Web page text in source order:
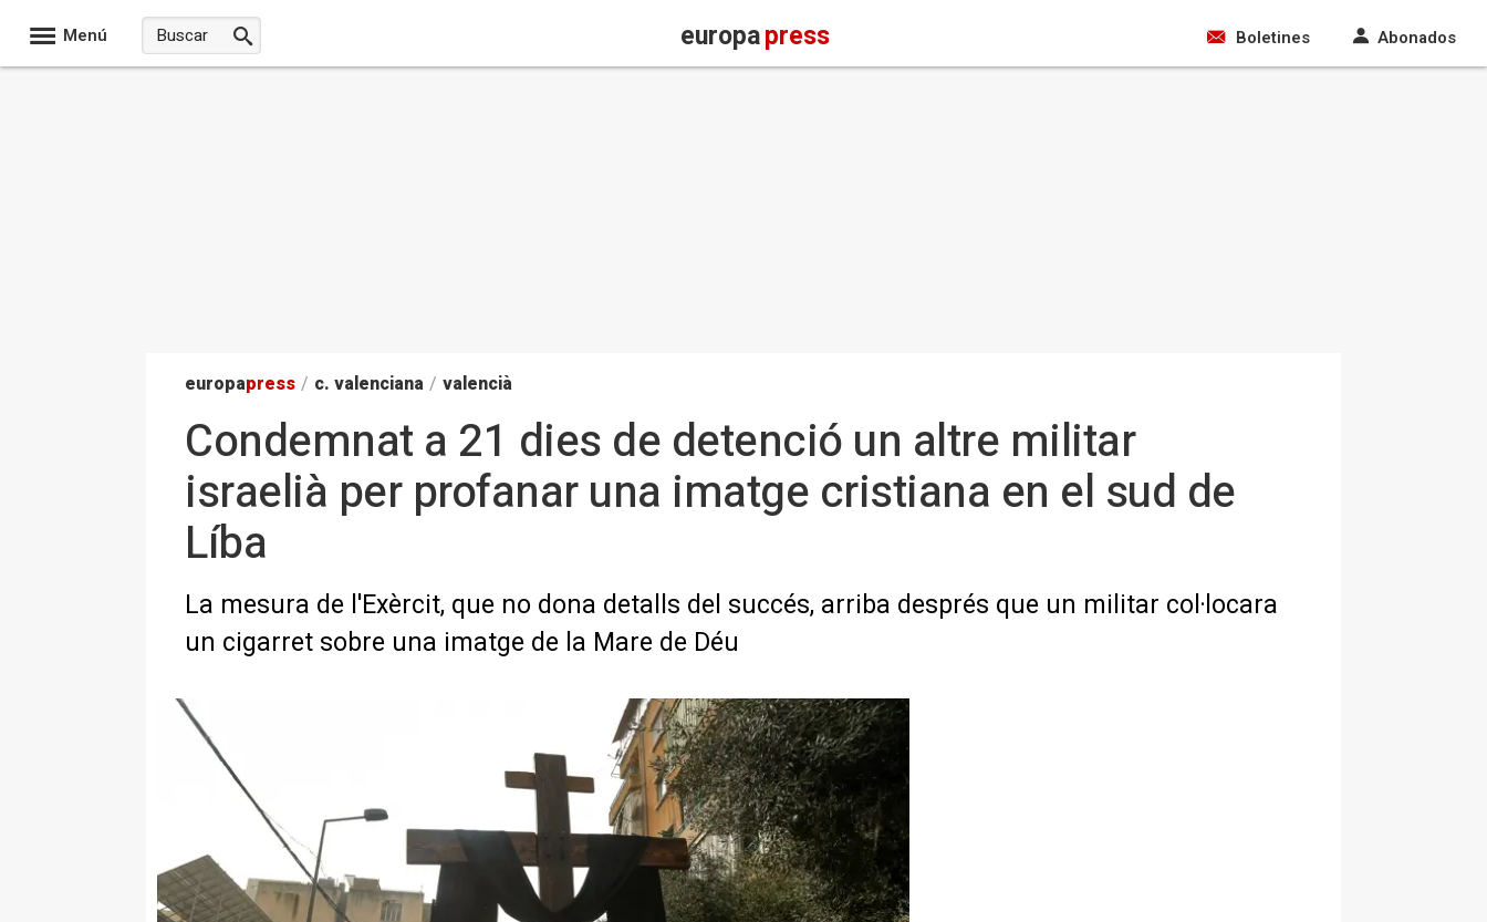
Menú europapress Boletines Abonados
europapress / c. valenciana / valencià
Condemnat a 21 dies de detenció un altre militar
israelià per profanar una imatge cristiana en el sud de
Líba
La mesura de l'Exèrcit, que no dona detalls del succés, arriba després que un militar col·locara
un cigarret sobre una imatge de la Mare de Déu